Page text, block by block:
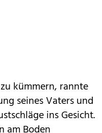
kümmern, rannte
seines Vaters und
ins Gesicht.